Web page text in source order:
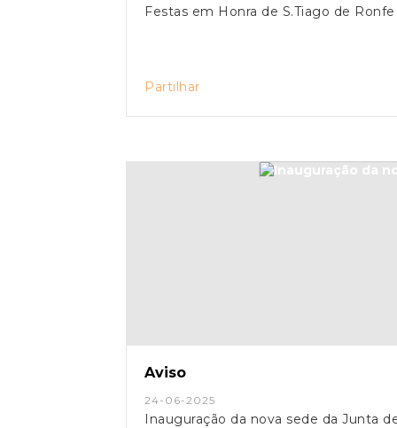
Festas em Honra de S.Tiago de Ronfe
Partilhar
Aviso
24-06-2025
Inauguração da nova sede da Junta